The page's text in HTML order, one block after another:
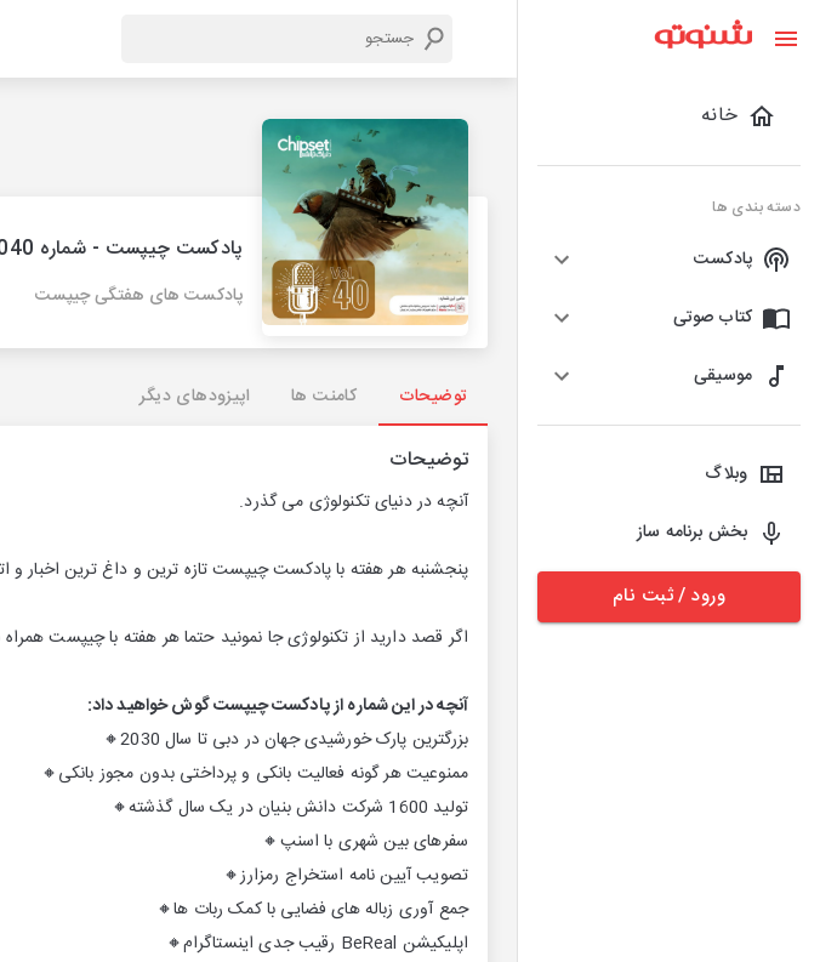
خانه
دسته بندی ها
پادکست
کتاب صوتی
موسیقی
وبلاگ
بخش برنامه ساز
ورود / ثبت نام
پادکست چیپست - شماره 040
پادکست های هفتگی چیپست
توضیحات کامنت ها اپیزودهای دیگر
توضیحات
آنچه در دنیای تکنولوژی می گذرد.
پنجشنبه هر هفته با پادکست چیپست تازه ترین و داغ ترین اخبار و
اگر قصد دارید از تکنولوژی جا نمونید حتما هر هفته با چیپست همراه
آنچه در این شماره از پادکست چیپست گوش خواهید داد:
بزرگترین پارک خورشیدی جهان در دبی تا سال 2030
🔸
ممنوعیت هر گونه فعالیت بانکی و پرداختی بدون مجوز بانکی🔸
تولید 1600 شرکت دانش بنیان در یک سال گذشته
🔸
سفرهای بین شهری با اسنپ🔸
تصویب آیین نامه استخراج رمزارز🔸
جمع آوری زباله های فضایی با کمک ربات ها🔸
اپلیکیشن BeReal رقیب جدی اینستاگرام
🔸